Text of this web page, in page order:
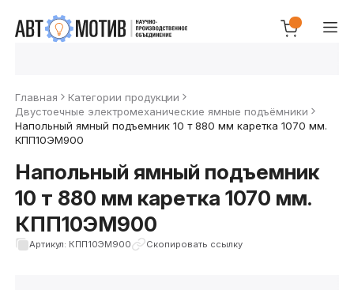
Главная
Категории продукции
Двустоечные электромеханические ямные подъёмники
Напольный ямный подъемник 10 т 880 мм каретка 1070 мм.
КПП10ЭМ900
Напольный ямный подъемник
10 т 880 мм каретка 1070 мм.
КПП10ЭМ900
Артикул: КПП10ЭМ900 Скопировать ссылку